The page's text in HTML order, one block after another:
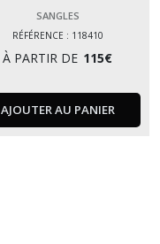
SANGLES
RÉFÉRENCE : 118410
À PARTIR DE 115€
AJOUTER AU PANIER